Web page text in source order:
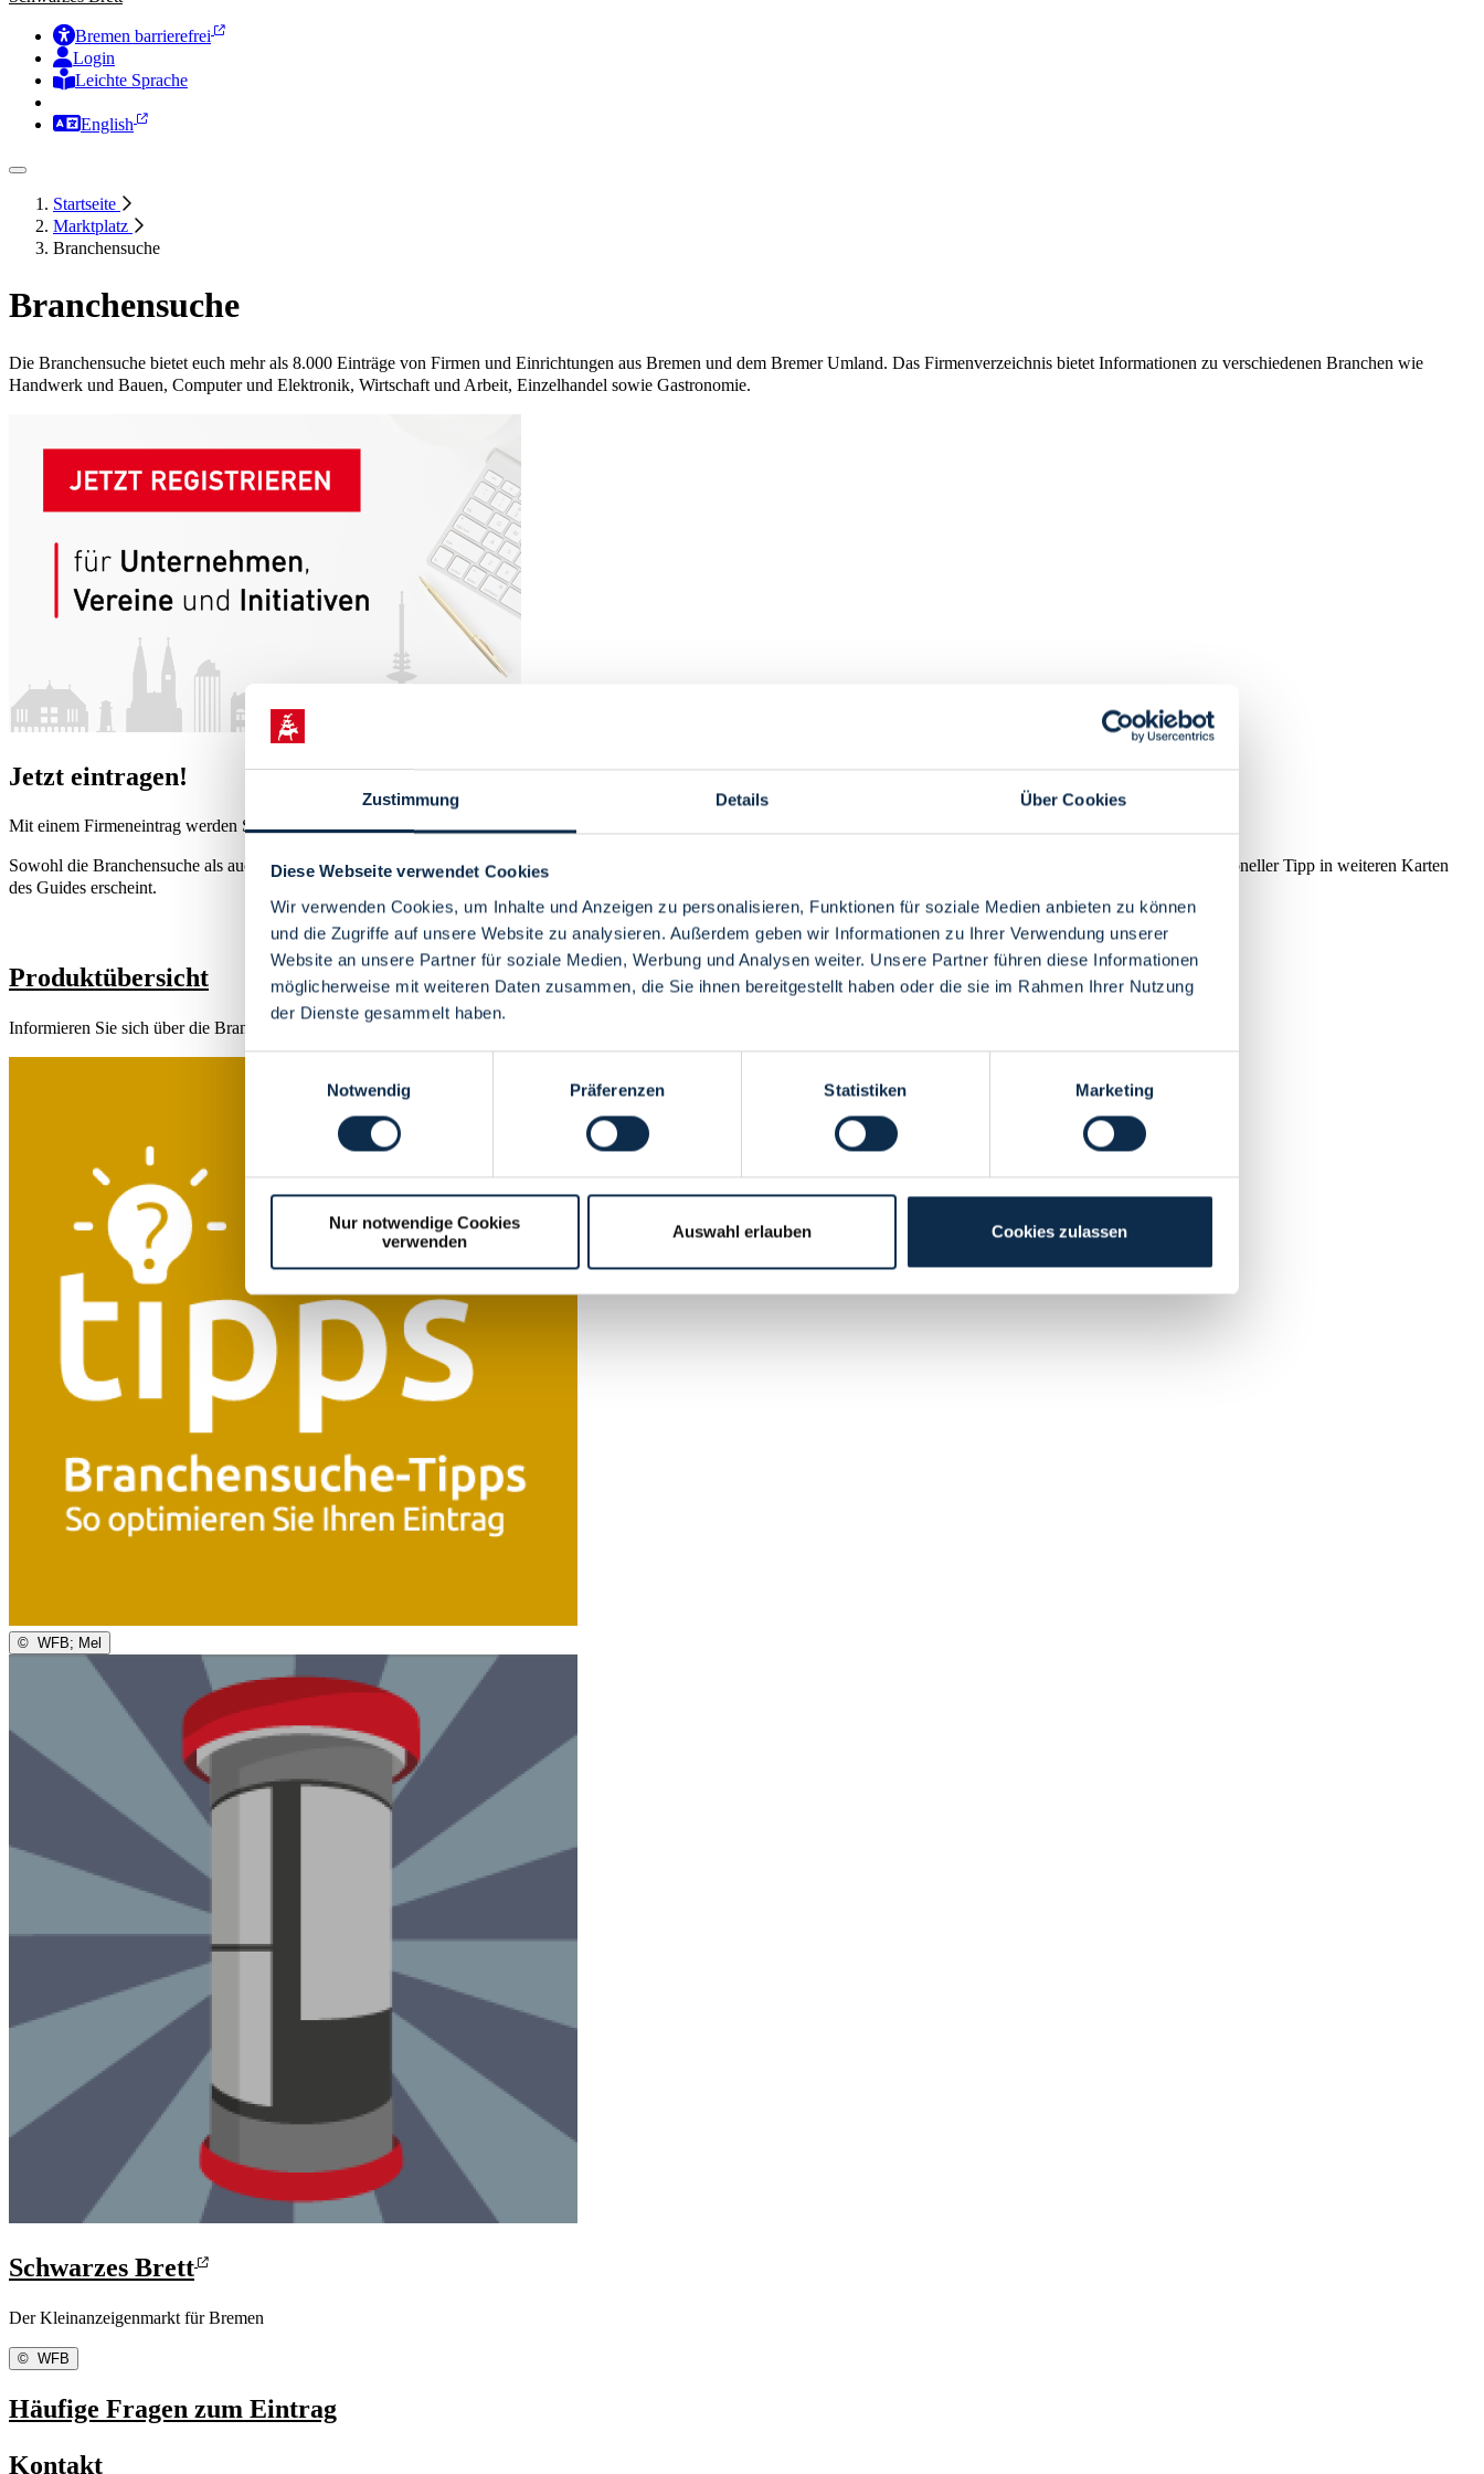
Zustimmung Details Über Cookies
Diese Webseite verwendet Cookies
Wir verwenden Cookies, um Inhalte und Anzeigen zu personalisieren, Funktionen für soziale Medien anbieten zu können
und die Zugriffe auf unsere Website zu analysieren. Außerdem geben wir Informationen zu Ihrer Verwendung unserer
Website an unsere Partner für soziale Medien, Werbung und Analysen weiter. Unsere Partner führen diese Informationen
möglicherweise mit weiteren Daten zusammen, die Sie ihnen bereitgestellt haben oder die sie im Rahmen Ihrer Nutzung
der Dienste gesammelt haben.
Notwendig
Präferenzen Statistiken Marketing
Nur notwendige Cookies
verwenden
Auswahl erlauben Cookies zulassen
Bremen barrierefrei
Login
Leichte Sprache
English
Startseite
Marktplatz
Branchensuche
Branchensuche
Die Branchensuche bietet euch mehr als 8.000 Einträge von Firmen und Einrichtungen aus Bremen und dem Bremer Umland. Das Firmenverzeichnis bietet Informationen zu verschiedenen Branchen wie
Handwerk und Bauen, Computer und Elektronik, Wirtschaft und Arbeit, Einzelhandel sowie Gastronomie.
Jetzt eintragen!
Mit einem Firmeneintrag werden Sie in unserer Branchensuche gelistet. Als Gastronom werden Sie zusätzlich in unserem
Sowohl die Branchensuche als auch der Gastrofinder sind in der Web-App "Dein Bremen Guide
" integriert. Darüber hinaus besteht die Möglichkeit, dass ihr Eintrag als redaktioneller Tipp in weiteren Karten
des Guides erscheint.
Produktübersicht
Informieren Sie sich über die Brancheneinträge auf unserer Infoseite.
© WFB; Mel
Schwarzes Brett
Der Kleinanzeigenmarkt für Bremen
© WFB
Häufige Fragen zum Eintrag
Kontakt